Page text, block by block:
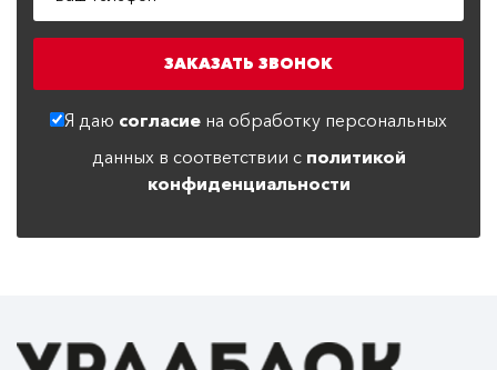
Я даю согласие на обработку персональных
данных в соответствии с политикой
конфиденциальности